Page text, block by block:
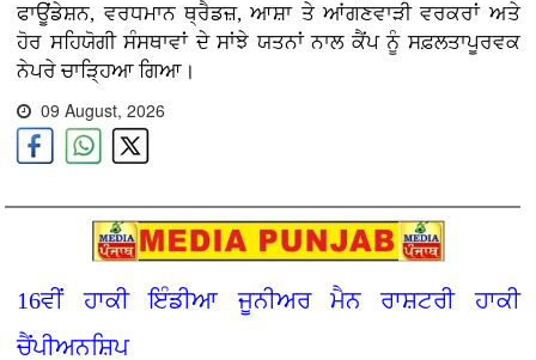
ਫਾਊਂਡੇਸ਼ਨ, ਵਰਧਮਾਨ ਥ੍ਰੈਡਜ਼, ਆਸ਼ਾ ਤੇ ਆਂਗਣਵਾੜੀ ਵਰਕਰਾਂ ਅਤੇ
ਹੋਰ ਸਹਿਯੋਗੀ ਸੰਸਥਾਵਾਂ ਦੇ ਸਾਂਝੇ ਯਤਨਾਂ ਨਾਲ ਕੈਂਪ ਨੂੰ ਸਫ਼ਲਤਾਪੂਰਵਕ
ਨੇਪਰੇ ਚਾੜ੍ਹਿਆ ਗਿਆ।
09 August, 2026
16ਵੀਂ ਹਾਕੀ ਇੰਡੀਆ ਜੂਨੀਅਰ ਮੈਨ ਰਾਸ਼ਟਰੀ ਹਾਕੀ
ਚੈਂਪੀਅਨਸ਼ਿਪ